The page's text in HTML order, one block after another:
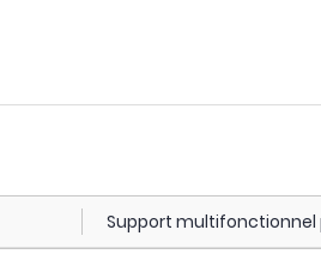
Support multifonctionnel